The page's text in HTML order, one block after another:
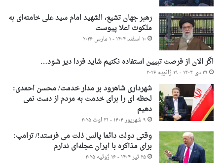
رهبر جهان تشیع، الشهید امام سید علی خامنه‌ای به
ملکوت اعلا پیوست
۱۰ اسفند ۱۴۰۴ - ۱ مارس ۲۰۲۶
اگر الان از فرصت تبیین استفاده نکنیم شاید فردا دیر شود…
۲۹ دی ۱۴۰۴ - ۱۹ ژانویه ۲۰۲۶
شهرداری شاهرود بر مدار خدمت/ محسن احمدی:
لحظه ای را برای خدمت به مردم از دست نمی
دهیم
۹ شهریور ۱۴۰۴ - ۳۱ اوت ۲۰۲۵
وقتی دولت دائما پالس ذلت می فرستد!/ ترامپ:
برای مذاکره با ایران عجله‌ای ندارم
۲۵ تیر ۱۴۰۴ - ۱۶ ژوئیه ۲۰۲۵